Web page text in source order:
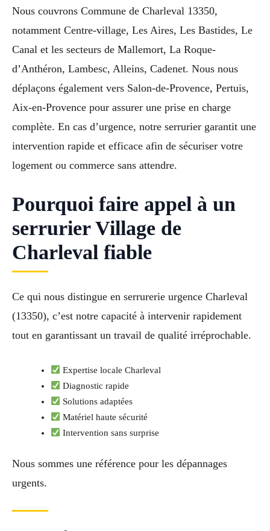
Nous couvrons Commune de Charleval 13350,
notamment Centre-village, Les Aires, Les Bastides, Le
Canal et les secteurs de Mallemort, La Roque-
d’Anthéron, Lambesc, Alleins, Cadenet. Nous nous
déplaçons également vers Salon-de-Provence, Pertuis,
Aix-en-Provence pour assurer une prise en charge
complète. En cas d’urgence, notre serrurier garantit une
intervention rapide et efficace afin de sécuriser votre
logement ou commerce sans attendre.
Pourquoi faire appel à un
serrurier Village de
Charleval fiable
Ce qui nous distingue en serrurerie urgence Charleval
(13350), c’est notre capacité à intervenir rapidement
tout en garantissant un travail de qualité irréprochable.
Expertise locale Charleval
Diagnostic rapide
Solutions adaptées
Matériel haute sécurité
Intervention sans surprise
Nous sommes une référence pour les dépannages
urgents.